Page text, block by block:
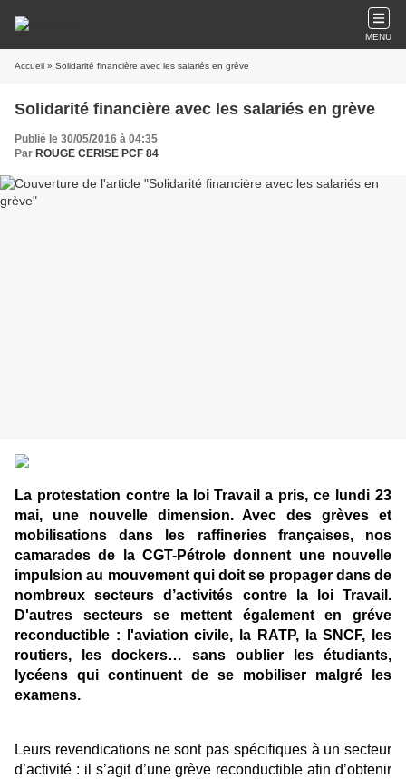
MENU
Accueil » Solidarité financière avec les salariés en grève
Solidarité financière avec les salariés en grève
Publié le 30/05/2016 à 04:35
Par ROUGE CERISE PCF 84
La protestation contre la loi Travail a pris, ce lundi 23
mai, une nouvelle dimension. Avec des grèves et
mobilisations dans les raffineries françaises, nos
camarades de la CGT-Pétrole donnent une nouvelle
impulsion au mouvement qui doit se propager dans de
nombreux secteurs d’activités contre la loi Travail.
D'autres secteurs se mettent également en gréve
reconductible : l'aviation civile, la RATP, la SNCF, les
routiers, les dockers… sans oublier les étudiants,
lycéens qui continuent de se mobiliser malgré les
examens.
Leurs revendications ne sont pas spécifiques à un secteur
d’activité : il s’agit d’une grève reconductible afin d’obtenir